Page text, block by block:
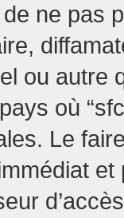
ne pas
ou autre
où
Le